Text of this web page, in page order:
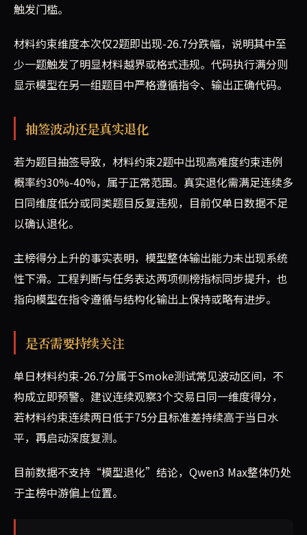
触发门槛。
材料约束维度本次仅2题即出现-26.7分跌幅，说明其中至
少一题触发了明显材料越界或格式违规。代码执行满分则
显示模型在另一组题目中严格遵循指令、输出正确代码。
抽签波动还是真实退化
若为题目抽签导致，材料约束2题中出现高难度约束违例
概率约30%-40%，属于正常范围。真实退化需满足连续多
日同维度低分或同类题目反复违规，目前仅单日数据不足
以确认退化。
主榜得分上升的事实表明，模型整体输出能力未出现系统
性下滑。工程判断与任务表达两项侧榜指标同步提升，也
指向模型在指令遵循与结构化输出上保持或略有进步。
是否需要持续关注
单日材料约束-26.7分属于Smoke测试常见波动区间，不
构成立即预警。建议连续观察3个交易日同一维度得分，
若材料约束连续两日低于75分且标准差持续高于当日水
平，再启动深度复测。
目前数据不支持“模型退化”结论，Qwen3 Max整体仍处
于主榜中游偏上位置。